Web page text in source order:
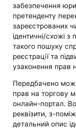
забезпечення
претенденту
зареєстрованих
ідентичні/схожі
такого пошуку
реєстрації та
узаконення прав
Передбачено
прав на торгову
онлайн-портал.
реквізити, з-
детальний опис